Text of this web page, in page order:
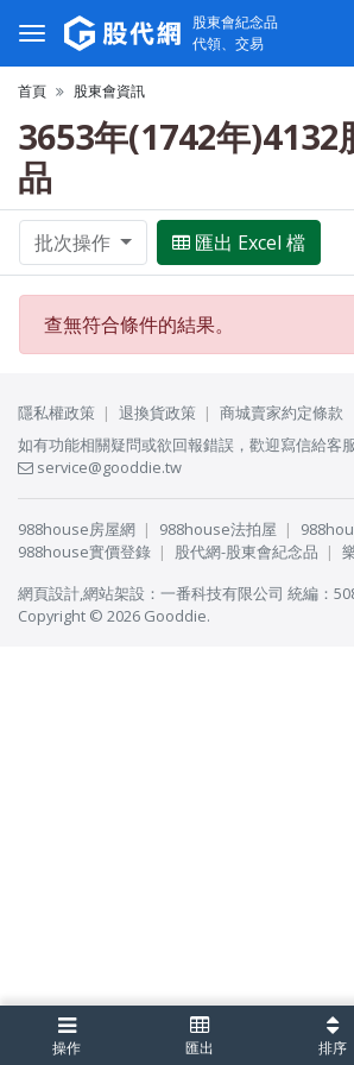
股東會紀念品
代領、交易
首頁 股東會資訊
3653年(1742年)4132
品
批次操作 匯出 Excel 檔
查無符合條件的結果。
操作 匯出 排序
隱私權政策 退換貨政策
商城賣家約定條款
如有功能相關疑問或欲回報錯誤，歡迎寫信給客
service@gooddie.tw
988house房屋網 988house法拍屋
988house實價登錄
股代網-股東會紀念品
網頁設計,網站架設 ： 一番科技有限公司 統編：
Copyright © 2026 Gooddie.